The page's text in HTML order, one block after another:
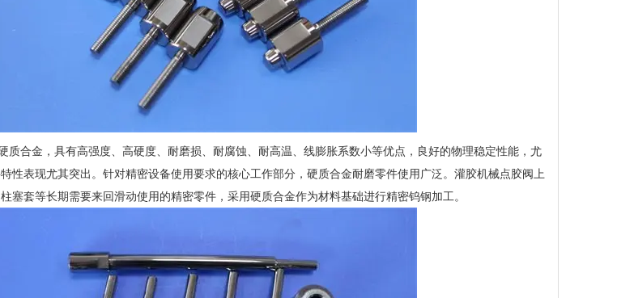
合金，具有高强度、高硬度、耐磨损、耐腐蚀、耐高温、线膨胀系数小等优点，良好的物理稳定性能，尤
性表现尤其突出。针对精密设备使用要求的核心工作部分，硬质合金耐磨零件使用广泛。灌胶机械点胶阀上
塞套等长期需要来回滑动使用的精密零件，采用硬质合金作为材料基础进行精密钨钢加工。